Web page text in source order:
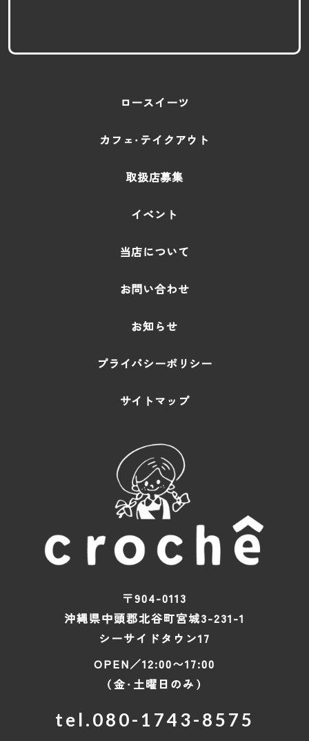
ロースイーツ
カフェ・テイクアウト
取扱店募集
イベント
当店について
お問い合わせ
お知らせ
プライバシーポリシー
サイトマップ
〒904-0113
沖縄県中頭郡北谷町宮城3-231-1
シーサイドタウン17
OPEN／12:00〜17:00
（金・土曜日のみ）
tel.080-1743-8575